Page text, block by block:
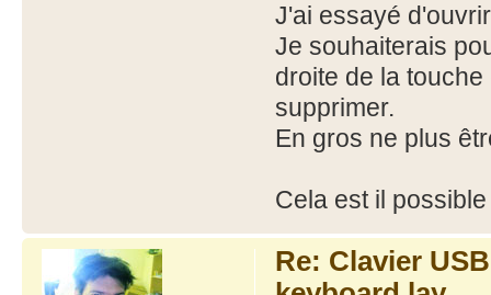
J'ai essayé
Je souhaiterais
droite de la
supprimer.
En gros ne plus
Cela est il
Re: Clavier